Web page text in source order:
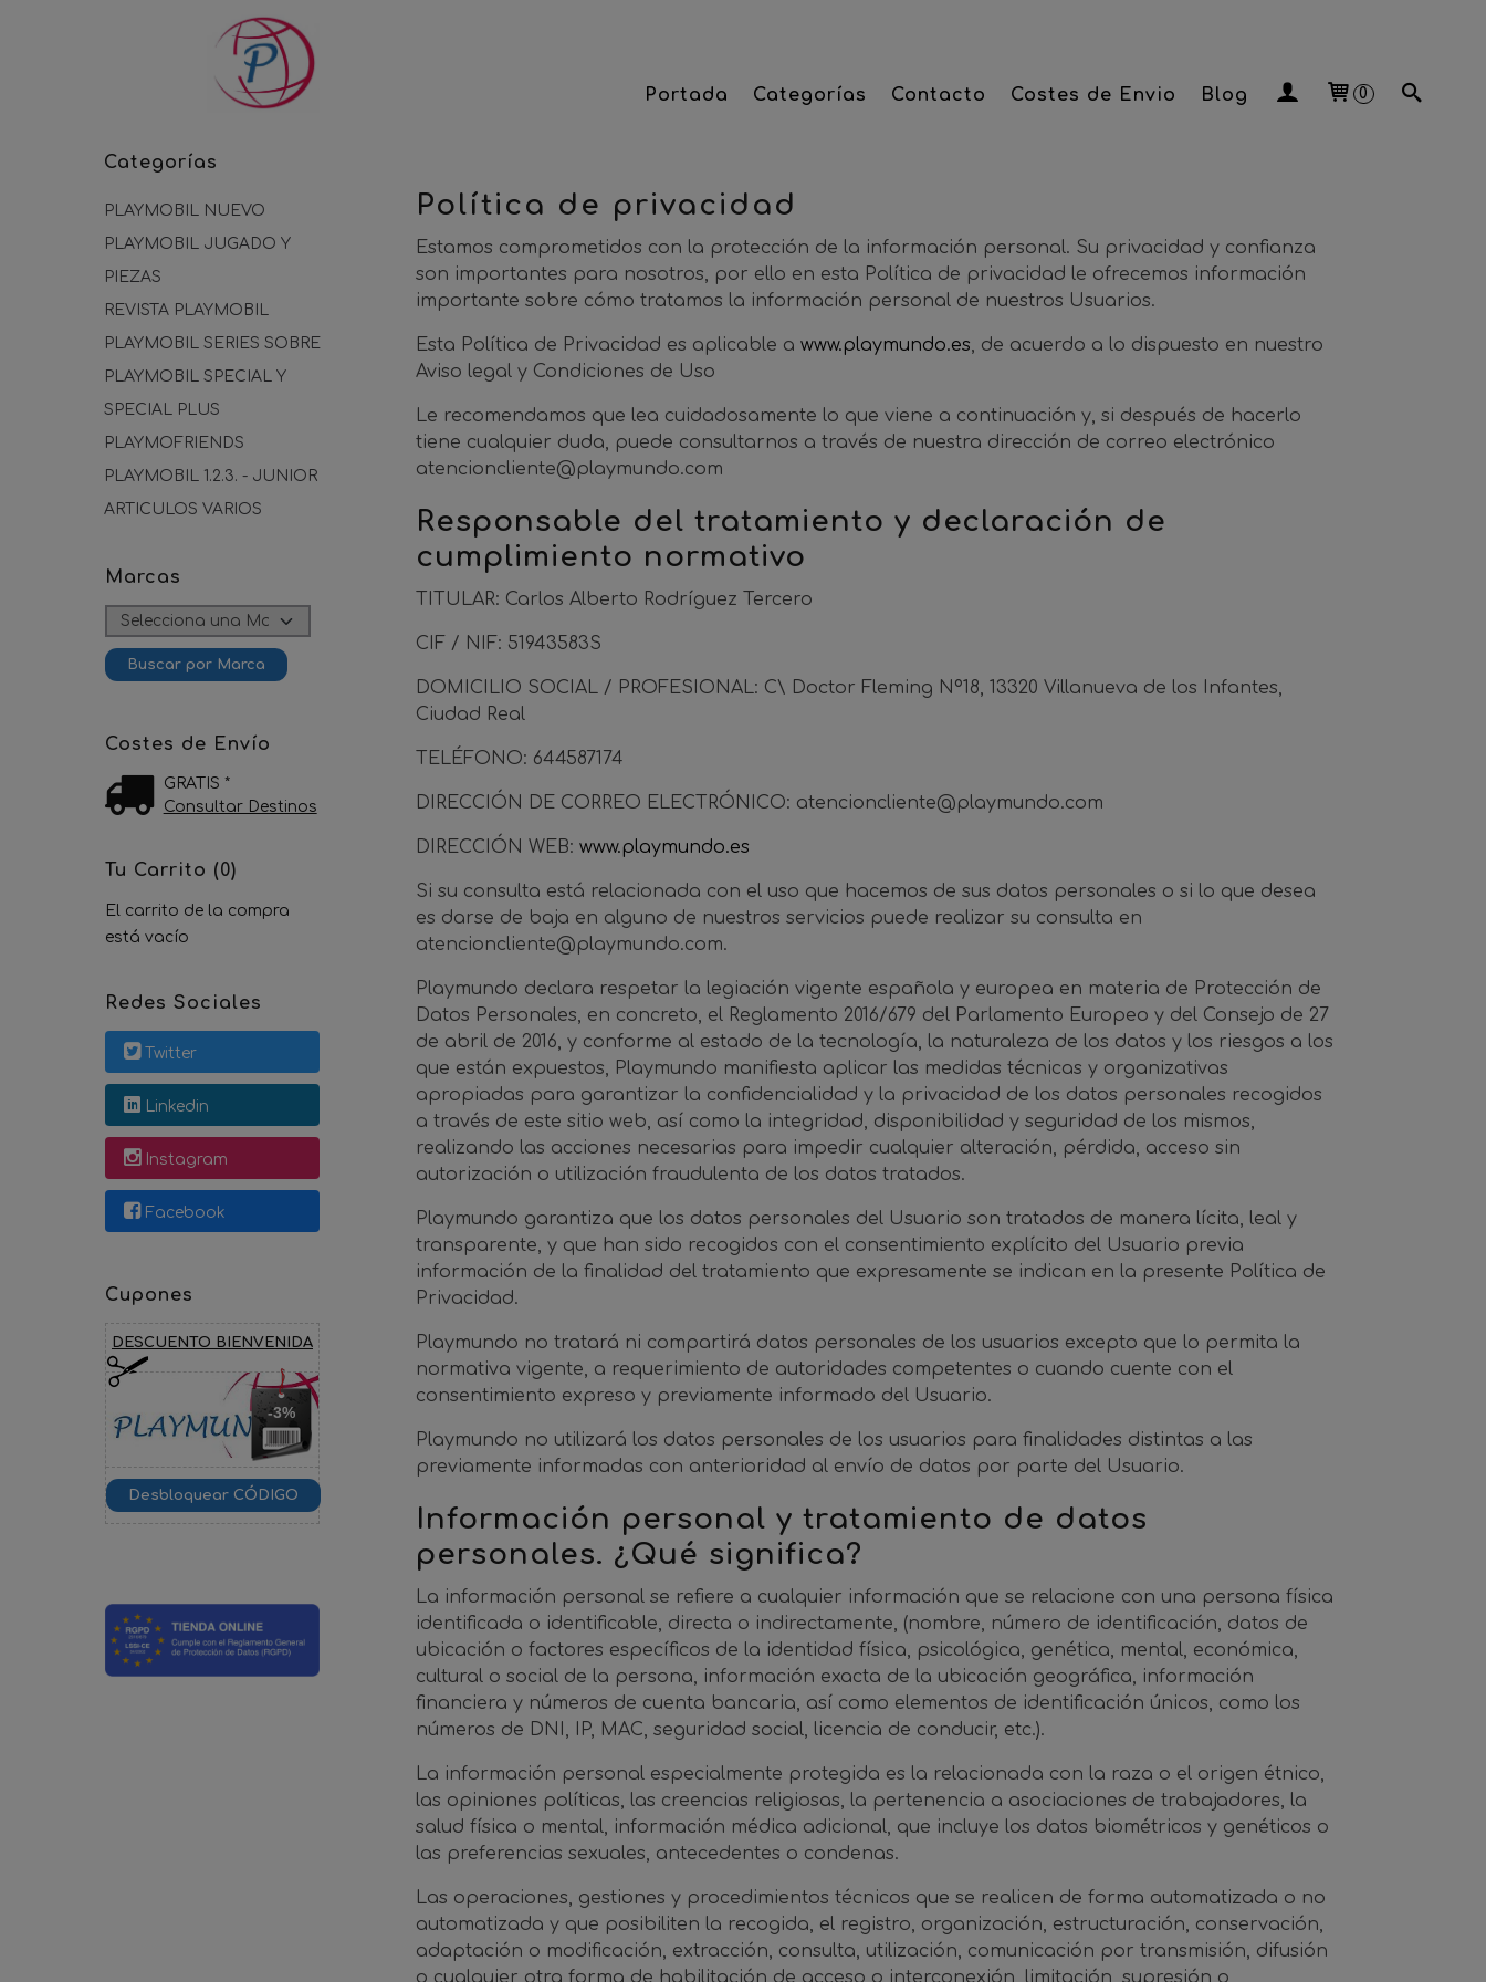
Portada Categorías Contacto Costes de Envio Blog 0
Categorías
PLAYMOBIL NUEVO
PLAYMOBIL JUGADO Y
PIEZAS
REVISTA PLAYMOBIL
PLAYMOBIL SERIES SOBRE
PLAYMOBIL SPECIAL Y
SPECIAL PLUS
PLAYMOFRIENDS
PLAYMOBIL 1.2.3. - JUNIOR
ARTICULOS VARIOS
Marcas
Costes de Envío
GRATIS *
Consultar Destinos
Tu Carrito (0)
El carrito de la compra
está vacío
Redes Sociales
Twitter
Linkedin
Instagram
Facebook
Cupones
DESCUENTO BIENVENIDA
-3%
Política de privacidad
Estamos comprometidos con la protección de la información personal. Su privacidad y confianza
son importantes para nosotros, por ello en esta Política de privacidad le ofrecemos información
importante sobre cómo tratamos la información personal de nuestros Usuarios.
Esta Política de Privacidad es aplicable a www.playmundo.es, de acuerdo a lo dispuesto en nuestro
Aviso legal y Condiciones de Uso
Le recomendamos que lea cuidadosamente lo que viene a continuación y, si después de hacerlo
tiene cualquier duda, puede consultarnos a través de nuestra dirección de correo electrónico
atencioncliente@playmundo.com
Responsable del tratamiento y declaración de
cumplimiento normativo
TITULAR: Carlos Alberto Rodríguez Tercero
CIF / NIF: 51943583S
DOMICILIO SOCIAL / PROFESIONAL: C\ Doctor Fleming Nº18, 13320 Villanueva de los Infantes,
Ciudad Real
TELÉFONO: 644587174
DIRECCIÓN DE CORREO ELECTRÓNICO: atencioncliente@playmundo.com
DIRECCIÓN WEB: www.playmundo.es
Si su consulta está relacionada con el uso que hacemos de sus datos personales o si lo que desea
es darse de baja en alguno de nuestros servicios puede realizar su consulta en
atencioncliente@playmundo.com.
Playmundo declara respetar la legiación vigente española y europea en materia de Protección de
Datos Personales, en concreto, el Reglamento 2016/679 del Parlamento Europeo y del Consejo de 27
de abril de 2016, y conforme al estado de la tecnología, la naturaleza de los datos y los riesgos a los
que están expuestos, Playmundo manifiesta aplicar las medidas técnicas y organizativas
apropiadas para garantizar la confidencialidad y la privacidad de los datos personales recogidos
a través de este sitio web, así como la integridad, disponibilidad y seguridad de los mismos,
realizando las acciones necesarias para impedir cualquier alteración, pérdida, acceso sin
autorización o utilización fraudulenta de los datos tratados.
Playmundo garantiza que los datos personales del Usuario son tratados de manera lícita, leal y
transparente, y que han sido recogidos con el consentimiento explícito del Usuario previa
información de la finalidad del tratamiento que expresamente se indican en la presente Política de
Privacidad.
Playmundo no tratará ni compartirá datos personales de los usuarios excepto que lo permita la
normativa vigente, a requerimiento de autoridades competentes o cuando cuente con el
consentimiento expreso y previamente informado del Usuario.
Playmundo no utilizará los datos personales de los usuarios para finalidades distintas a las
previamente informadas con anterioridad al envío de datos por parte del Usuario.
Información personal y tratamiento de datos
personales. ¿Qué significa?
La información personal se refiere a cualquier información que se relacione con una persona física
identificada o identificable, directa o indirectamente, (nombre, número de identificación, datos de
ubicación o factores específicos de la identidad física, psicológica, genética, mental, económica,
cultural o social de la persona, información exacta de la ubicación geográfica, información
financiera y números de cuenta bancaria, así como elementos de identificación únicos, como los
números de DNI, IP, MAC, seguridad social, licencia de conducir, etc.).
La información personal especialmente protegida es la relacionada con la raza o el origen étnico,
las opiniones políticas, las creencias religiosas, la pertenencia a asociaciones de trabajadores, la
salud física o mental, información médica adicional, que incluye los datos biométricos y genéticos o
las preferencias sexuales, antecedentes o condenas.
Las operaciones, gestiones y procedimientos técnicos que se realicen de forma automatizada o no
automatizada y que posibiliten la recogida, el registro, organización, estructuración, conservación,
adaptación o modificación, extracción, consulta, utilización, comunicación por transmisión, difusión
o cualquier otra forma de habilitación de acceso o interconexión, limitación, supresión o